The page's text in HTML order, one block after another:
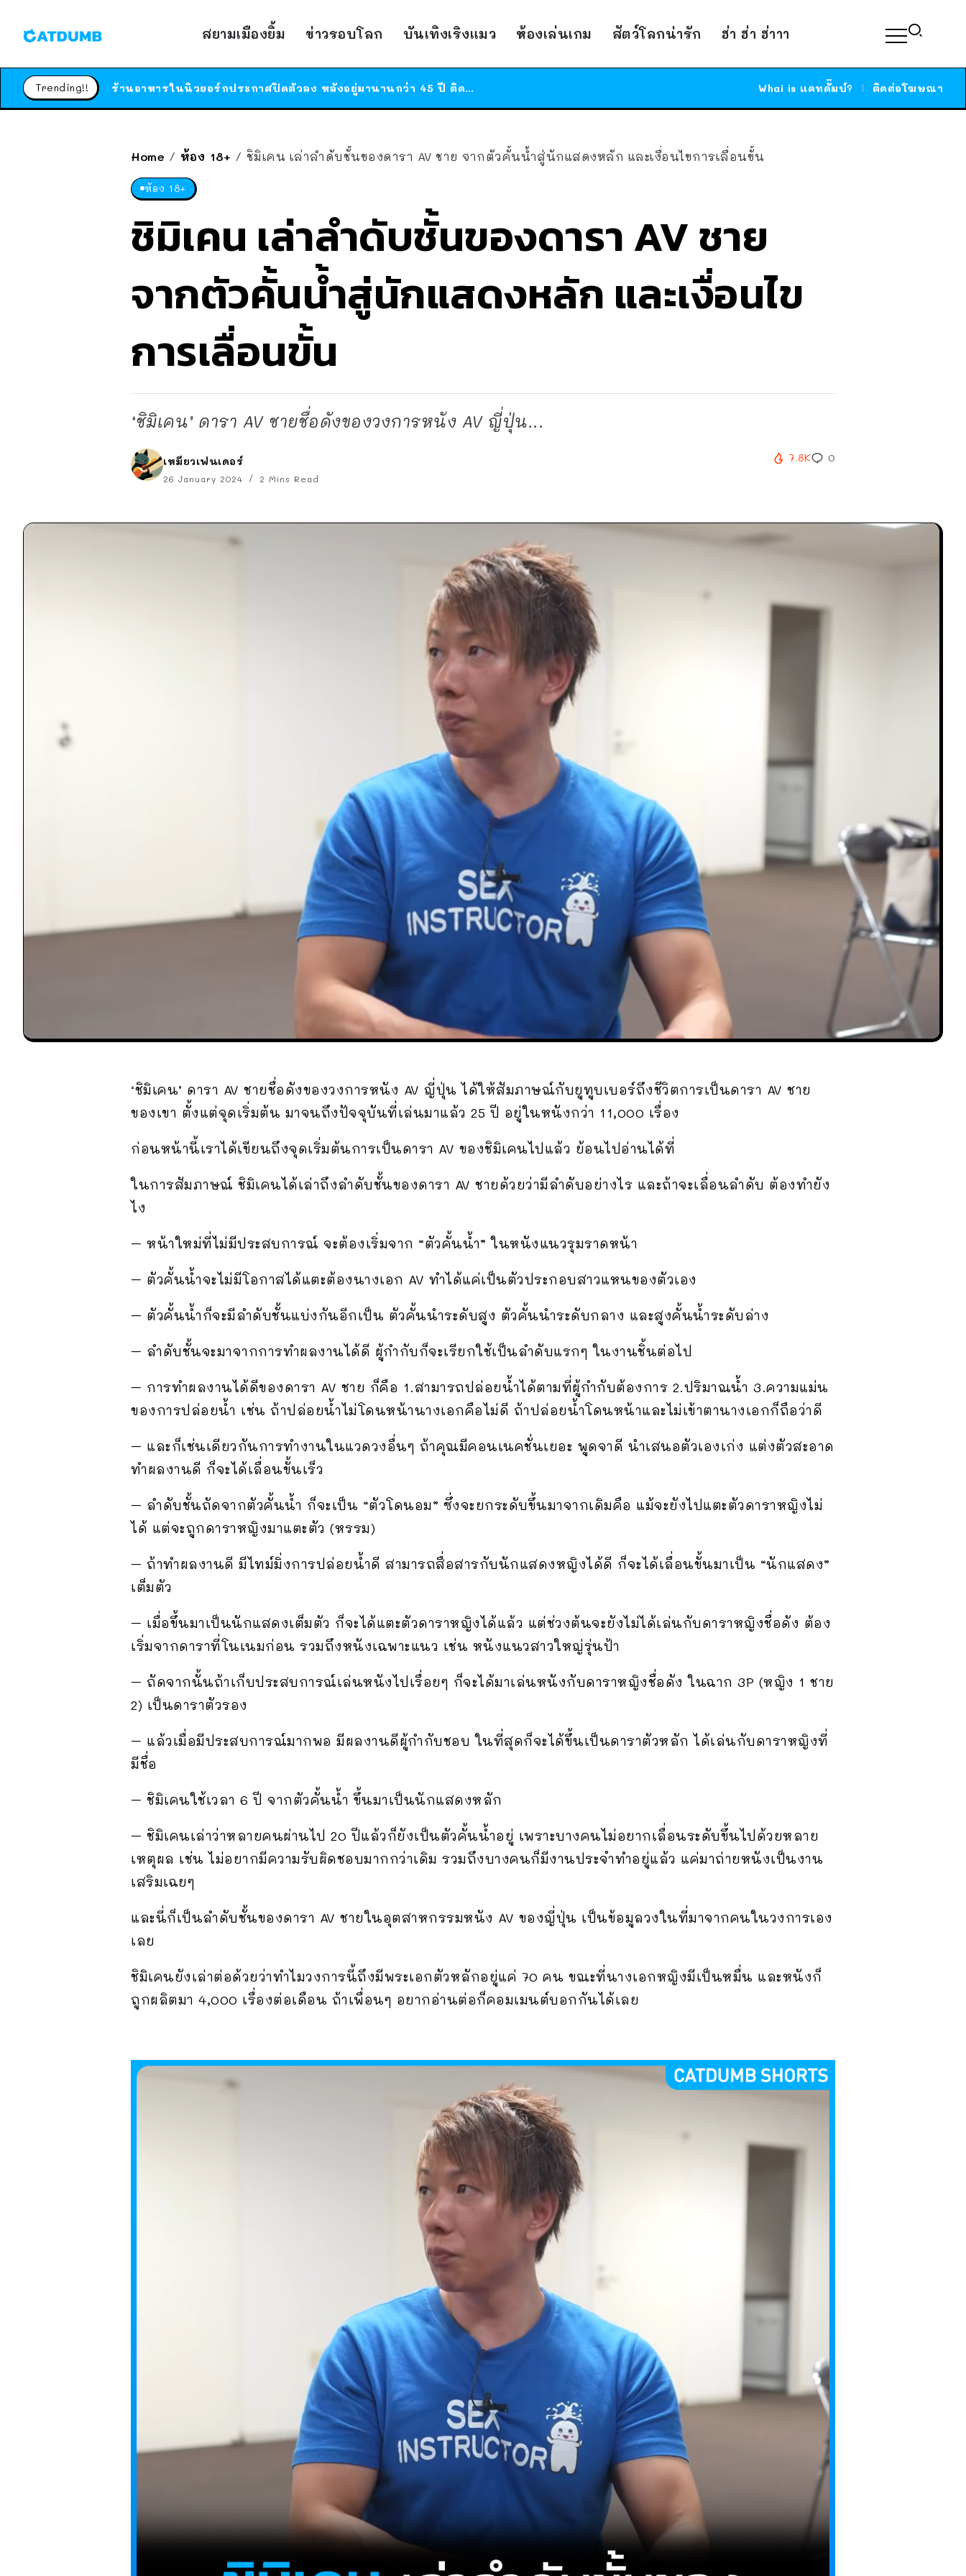
สยามเมืองยิ้ม ข่าวรอบโลก บันเทิงเริงแมว ห้องเล่นเกม สัตว์โลกน่ารัก ฮ่า ฮ่า ฮ่าาา
Trending!!
สาวญี่ปุ่นโดนแมวตัวเองกัด ไม่ได้ไปหาหมอตั้งแต่เนิ่นๆ สุดท้ายขาบวม กลายเป็นโรคเนื้อเน่า เตือนทาสแมวทั้งหลายให้ระวัง
ร้านอาหารในนิวยอร์กประกาศปิดตัวลง หลังอยู่มานานกว่า 45 ปี ติดป้ายขอบคุณลูกค้าทุกคน แถมสูตรทำไวท์ซอสให้แบบจัดเต็ม Whai is แคทดั๊มบ์? ติดต่อโฆษณา
Home / ห้อง 18+ / ชิมิเคน เล่าลำดับชั้นของดารา AV ชาย จากตัวคั้นน้ำสู่นักแสดงหลัก และเงื่อนไขการเลื่อนขั้น
ห้อง 18+
ชิมิเคน เล่าลำดับชั้นของดารา AV ชาย
จากตัวคั้นน้ำสู่นักแสดงหลัก และเงื่อนไข
การเลื่อนขั้น
‘ชิมิเคน’ ดารา AV ชายชื่อดังของวงการหนัง AV ญี่ปุ่น...
เหมียวเฟนเดอร์
26 January 2024 2 Mins Read
7.8K 0
‘ชิมิเคน’ ดารา AV ชายชื่อดังของวงการหนัง AV ญี่ปุ่น ได้ให้สัมภาษณ์กับยูทูบเบอร์ถึงชีวิตการเป็นดารา AV ชาย
ของเขา ตั้งแต่จุดเริ่มต้น มาจนถึงปัจจุบันที่เล่นมาแล้ว 25 ปี อยู่ในหนังกว่า 11,000 เรื่อง
ก่อนหน้านี้เราได้เขียนถึงจุดเริ่มต้นการเป็นดารา AV ของชิมิเคนไปแล้ว ย้อนไปอ่านได้ที่
ในการสัมภาษณ์ ชิมิเคนได้เล่าถึงลำดับชั้นของดารา AV ชายด้วยว่ามีลำดับอย่างไร และถ้าจะเลื่อนลำดับ ต้องทำยัง
ไง
– หน้าใหม่ที่ไม่มีประสบการณ์ จะต้องเริ่มจาก “ตัวคั้นน้ำ” ในหนังแนวรุมราดหน้า
– ตัวคั้นน้ำจะไม่มีโอกาสได้แตะต้องนางเอก AV ทำได้แค่เป็นตัวประกอบสาวแหนของตัวเอง
– ตัวคั้นน้ำก็จะมีลำดับชั้นแบ่งกันอีกเป็น ตัวคั้นนำระดับสูง ตัวคั้นนำระดับกลาง และสูงคั้นน้ำระดับล่าง
– ลำดับชั้นจะมาจากการทำผลงานได้ดี ผู้กำกับก็จะเรียกใช้เป็นลำดับแรกๆ ในงานชิ้นต่อไป
– การทำผลงานได้ดีของดารา AV ชาย ก็คือ 1.สามารถปล่อยน้ำได้ตามที่ผู้กำกับต้องการ 2.ปริมาณน้ำ 3.ความแม่น
ของการปล่อยน้ำ เช่น ถ้าปล่อยน้ำไม่โดนหน้านางเอกคือไม่ดี ถ้าปล่อยน้ำโดนหน้าและไม่เข้าตานางเอกก็ถือว่าดี
– และก็เช่นเดียวกันการทำงานในแวดวงอื่นๆ ถ้าคุณมีคอนเนคชั่นเยอะ พูดจาดี นำเสนอตัวเองเก่ง แต่งตัวสะอาด
ทำผลงานดี ก็จะได้เลื่อนขั้นเร็ว
– ลำดับชั้นถัดจากตัวคั้นน้ำ ก็จะเป็น “ตัวโดนอม” ซึ่งจะยกระดับขึ้นมาจากเดิมคือ แม้จะยังไปแตะตัวดาราหญิงไม่
ได้ แต่จะถูกดาราหญิงมาแตะตัว (หรรม)
– ถ้าทำผลงานดี มีไทม์มิ่งการปล่อยน้ำดี สามารถสื่อสารกับนักแสดงหญิงได้ดี ก็จะได้เลื่อนขั้นมาเป็น “นักแสดง”
เต็มตัว
– เมื่อขึ้นมาเป็นนักแสดงเต็มตัว ก็จะได้แตะตัวดาราหญิงได้แล้ว แต่ช่วงต้นจะยังไม่ได้เล่นกับดาราหญิงชื่อดัง ต้อง
เริ่มจากดาราที่โนเนมก่อน รวมถึงหนังเฉพาะแนว เช่น หนังแนวสาวใหญ่รุ่นป้า
– ถัดจากนั้นถ้าเก็บประสบการณ์เล่นหนังไปเรื่อยๆ ก็จะได้มาเล่นหนังกับดาราหญิงชื่อดัง ในฉาก 3P (หญิง 1 ชาย
2) เป็นดาราตัวรอง
– แล้วเมื่อมีประสบการณ์มากพอ มีผลงานดีผู้กำกับชอบ ในที่สุดก็จะได้ขึ้นเป็นดาราตัวหลัก ได้เล่นกับดาราหญิงที่
มีชื่อ
– ชิมิเคนใช้เวลา 6 ปี จากตัวคั้นน้ำ ขึ้นมาเป็นนักแสดงหลัก
– ชิมิเคนเล่าว่าหลายคนผ่านไป 20 ปีแล้วก็ยังเป็นตัวคั้นน้ำอยู่ เพราะบางคนไม่อยากเลื่อนระดับขึ้นไปด้วยหลาย
เหตุผล เช่น ไม่อยากมีความรับผิดชอบมากกว่าเดิม รวมถึงบางคนก็มีงานประจำทำอยู่แล้ว แค่มาถ่ายหนังเป็นงาน
เสริมเฉยๆ
และนี่ก็เป็นลำดับชั้นของดารา AV ชายในอุตสาหกรรมหนัง AV ของญี่ปุ่น เป็นข้อมูลวงในที่มาจากคนในวงการเอง
เลย
ชิมิเคนยังเล่าต่อด้วยว่าทำไมวงการนี้ถึงมีพระเอกตัวหลักอยู่แค่ 70 คน ขณะที่นางเอกหญิงมีเป็นหมื่น และหนังก็
ถูกผลิตมา 4,000 เรื่องต่อเดือน ถ้าเพื่อนๆ อยากอ่านต่อก็คอมเมนต์บอกกันได้เลย